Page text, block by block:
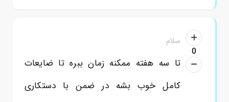
0
سلام
تا سه هفته ممکنه زمان ببره تا ضایعات
کامل خوب بشه در ضمن با دستکاری